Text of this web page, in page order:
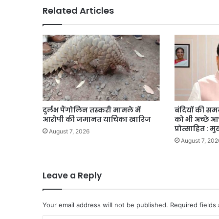
Related Articles
दुर्लभ पैंगोलिन तस्करी मामले में
आरोपी की जमानत याचिका खारिज
August 7, 2026
बंदियों की
को भी अच्छे
प्रोत्साहित :
August 7,
Leave a Reply
Your email address will not be published. Required